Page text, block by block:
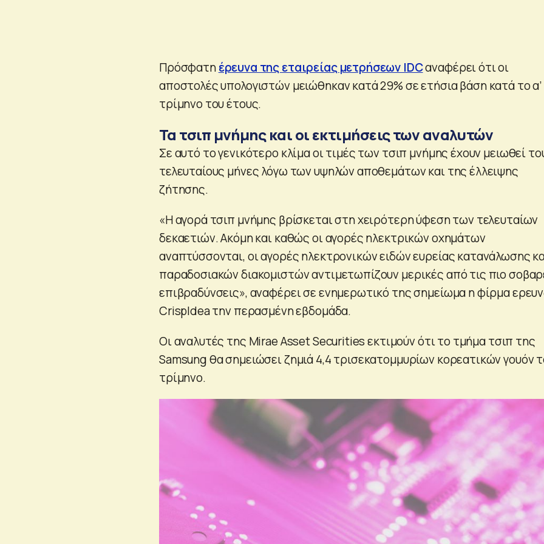
Πρόσφατηέρευνα της εταιρείας μετρήσεων IDCαναφέρει ότι οι
αποστολές υπολογιστών μειώθηκαν κατά 29% σε ετήσια βάση κατά το α’
τρίμηνο του έτους.
Τα τσιπ μνήμης και οι εκτιμήσεις των αναλυτών
Σε αυτό το γενικότερο κλίμα οι τιμές των τσιπ μνήμης έχουν μειωθεί
τελευταίους μήνες λόγω των υψηλών αποθεμάτων και της έλλειψης
ζήτησης.
«Η αγορά τσιπ μνήμης βρίσκεται στη χειρότερη ύφεση των τελευταίων
δεκαετιών. Ακόμη και καθώς οι αγορές ηλεκτρικών οχημάτων
αναπτύσσονται, οι αγορές ηλεκτρονικών ειδών ευρείας κατανάλωσης
παραδοσιακών διακομιστών αντιμετωπίζουν μερικές από τις πιο
επιβραδύνσεις», αναφέρει σε ενημερωτικό της σημείωμα η φίρμα
CrispIdea την περασμένη εβδομάδα.
Οι αναλυτές της Mirae Asset Securities εκτιμούν ότι το τμήμα τσιπ της
Samsung θα σημειώσει ζημιά 4,4 τρισεκατομμυρίων κορεατικών γουόν
τρίμηνο.